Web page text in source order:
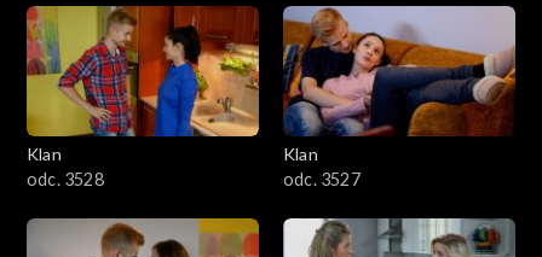
Klan
odc. 3528
Klan
odc. 3527